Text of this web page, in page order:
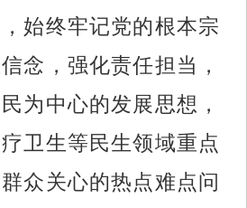
始终牢记党的根本宗
念，强化责任担当，
为中心的发展思想，
卫生等民生领域重点
众关心的热点难点问